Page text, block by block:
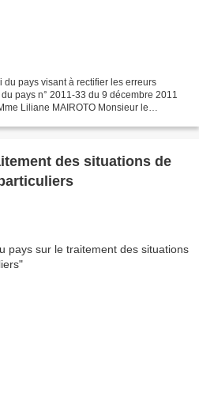
pays visant à rectifier les erreurs
pays n° 2011-33 du 9 décembre 2011
Liliane MAIROTO Monsieur le
des situations de